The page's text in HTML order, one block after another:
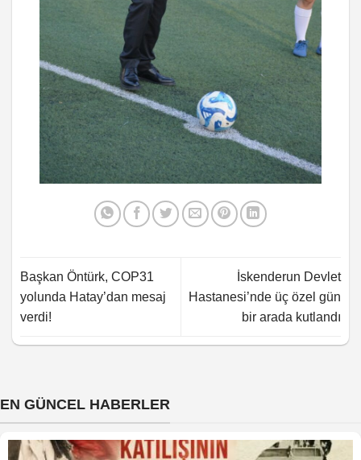
Başkan Öntürk, COP31
yolunda Hatay’dan mesaj
verdi!
İskenderun Devlet
Hastanesi’nde üç özel gün
bir arada kutlandı
EN GÜNCEL HABERLER